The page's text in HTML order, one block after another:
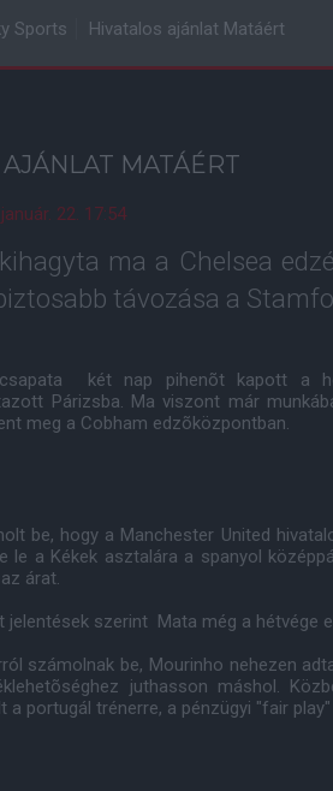
Sports Hivatalos ajánlat Matáért
MATÁÉRT
22. 17:54
ma a Chelsea
távozása a
két nap pihenõt kapott a
Párizsba. Ma viszont már
meg a Cobham edzõközpontban.
be, hogy a Manchester United
le a Kékek asztalára a spanyol
árat.
jelentések szerint Mata még a hétvége
számolnak be, Mourinho nehezen
juthasson máshol.
a portugál trénerre, a pénzügyi "fair